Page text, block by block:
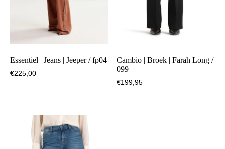
Essentiel | Jeans | Jeeper / fp04
€225,00
Cambio | Broek | Farah Long /
099
€199,95